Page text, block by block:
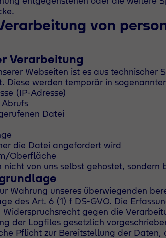
von
Verarbeitung
Webseiten ist es aus
Diese werden temporär in
(IP-Adresse)
Datei
die Datei angefordert wird
Oberfläche
nicht von uns selbst gehostet,
Wahrung unseres überwiegenden
des Art. 6 (1) f DS-GVO. Die
gegen die
der Logfiles gesetzlich
Pflicht zur Bereitstellung der